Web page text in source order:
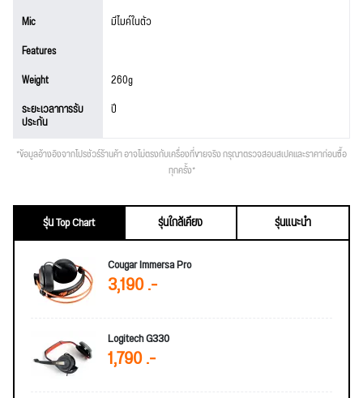
Mic
มีไมค์ในตัว
Features
Weight
260g
ระยะเวลาการรับ
ประกัน
ปี
*ข้อมูลอ้างอิงจากโปรชัวร์ร้านค้า อาจไม่ตรงกับเครื่องที่ขายจริง กรุณาตรวจสอบสเปคและราคาก่อนซื้อ
ทุกครั้ง*
รุ่น Top Chart รุ่นใกล้เคียง
รุ่นแนะนำ
Cougar Immersa Pro
3,190 .-
Logitech G330
1,790 .-